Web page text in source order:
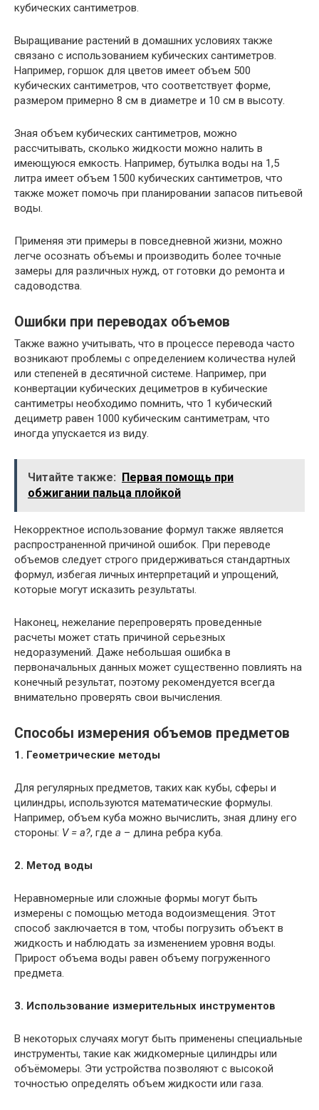
кубических сантиметров.
Выращивание растений в домашних условиях также
связано с использованием кубических сантиметров.
Например, горшок для цветов имеет объем 500
кубических сантиметров, что соответствует форме,
размером примерно 8 см в диаметре и 10 см в высоту.
Зная объем кубических сантиметров, можно
рассчитывать, сколько жидкости можно налить в
имеющуюся емкость. Например, бутылка воды на 1,5
литра имеет объем 1500 кубических сантиметров, что
также может помочь при планировании запасов питьевой
воды.
Применяя эти примеры в повседневной жизни, можно
легче осознать объемы и производить более точные
замеры для различных нужд, от готовки до ремонта и
садоводства.
Ошибки при переводах объемов
Также важно учитывать, что в процессе перевода часто
возникают проблемы с определением количества нулей
или степеней в десятичной системе. Например, при
конвертации кубических дециметров в кубические
сантиметры необходимо помнить, что 1 кубический
дециметр равен 1000 кубическим сантиметрам, что
иногда упускается из виду.
Читайте также: Первая помощь при
обжигании пальца плойкой
Некорректное использование формул также является
распространенной причиной ошибок. При переводе
объемов следует строго придерживаться стандартных
формул, избегая личных интерпретаций и упрощений,
которые могут исказить результаты.
Наконец, нежелание перепроверять проведенные
расчеты может стать причиной серьезных
недоразумений. Даже небольшая ошибка в
первоначальных данных может существенно повлиять на
конечный результат, поэтому рекомендуется всегда
внимательно проверять свои вычисления.
Способы измерения объемов предметов
1. Геометрические методы
Для регулярных предметов, таких как кубы, сферы и
цилиндры, используются математические формулы.
Например, объем куба можно вычислить, зная длину его
стороны: V = a?, где a – длина ребра куба.
2. Метод воды
Неравномерные или сложные формы могут быть
измерены с помощью метода водоизмещения. Этот
способ заключается в том, чтобы погрузить объект в
жидкость и наблюдать за изменением уровня воды.
Прирост объема воды равен объему погруженного
предмета.
3. Использование измерительных инструментов
В некоторых случаях могут быть применены специальные
инструменты, такие как жидкомерные цилиндры или
объёмомеры. Эти устройства позволяют с высокой
точностью определять объем жидкости или газа.